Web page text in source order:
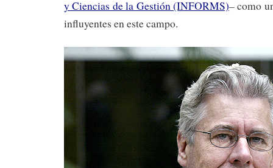
y Ciencias de la Gestión (INFORMS)– como
influyentes en este campo.